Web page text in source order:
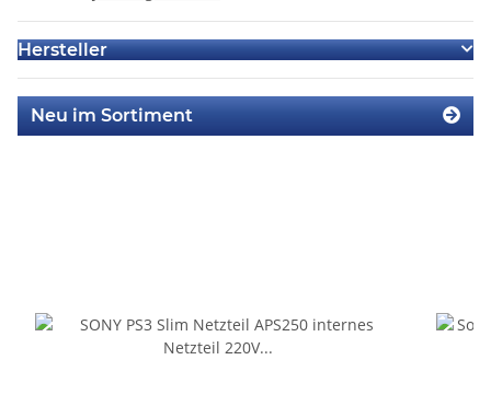
Hersteller
Neu im Sortiment